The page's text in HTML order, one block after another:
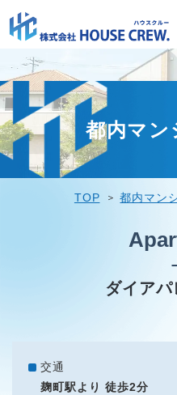
都内マン
TOP 都内マン
ダイア
交通
麹町駅より 徒歩2分